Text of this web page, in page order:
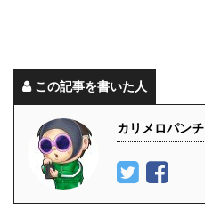
この記事を書いた人
カリメロパンチ